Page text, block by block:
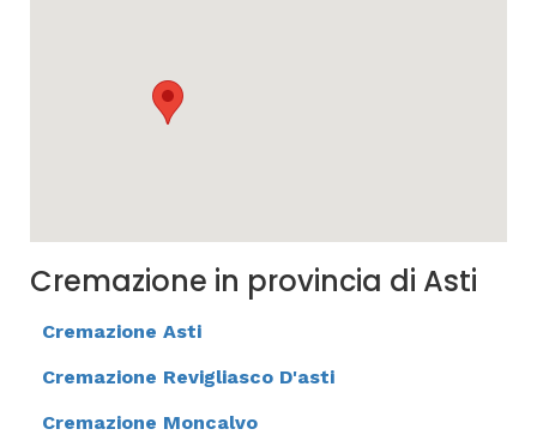
Cremazione in provincia di Asti
Cremazione Asti
Cremazione Revigliasco D'asti
Cremazione Moncalvo